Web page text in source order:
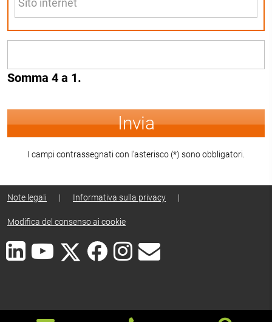
Somma 4 a 1.
Invia
I campi contrassegnati con l'asterisco (*) sono obbligatori.
Note legali | Informativa sulla privacy |
Modifica del consenso ai cookie